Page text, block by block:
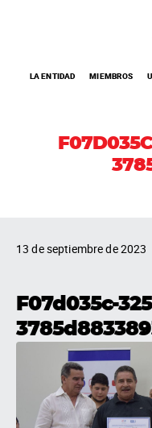
LA ENTIDAD MIEMBROS
13 de septiembre de 2023
F07d035c-